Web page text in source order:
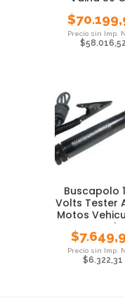
Acero Inox. -
+300°
$
$58.016,52
Buscapolo
Volts Tester
Motos
Metal.
$
$6.322,31